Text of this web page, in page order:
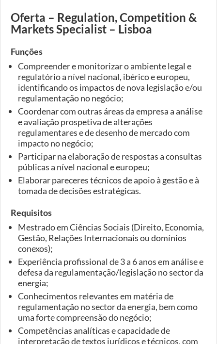
Oferta – Regulation, Competition &
Markets Specialist – Lisboa
Funções
Compreender e monitorizar o ambiente legal e
regulatório a nível nacional, ibérico e europeu,
identificando os impactos de nova legislação e/ou
regulamentação no negócio;
Coordenar com outras áreas da empresa a análise
e avaliação prospetiva de alterações
regulamentares e de desenho de mercado com
impacto no negócio;
Participar na elaboração de respostas a consultas
públicas a nível nacional e europeu;
Elaborar pareceres técnicos de apoio à gestão e à
tomada de decisões estratégicas.
Requisitos
Mestrado em Ciências Sociais (Direito, Economia,
Gestão, Relações Internacionais ou domínios
conexos);
Experiência profissional de 3 a 6 anos em análise e
defesa da regulamentação/legislação no sector da
energia;
Conhecimentos relevantes em matéria de
regulamentação no sector da energia, bem como
uma forte compreensão do negócio;
Competências analíticas e capacidade de
interpretação de textos jurídicos e técnicos, com